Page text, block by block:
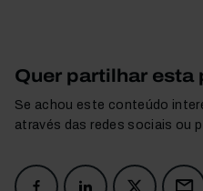
Quer partilhar esta
Se achou este conteúdo
através das redes sociais ou